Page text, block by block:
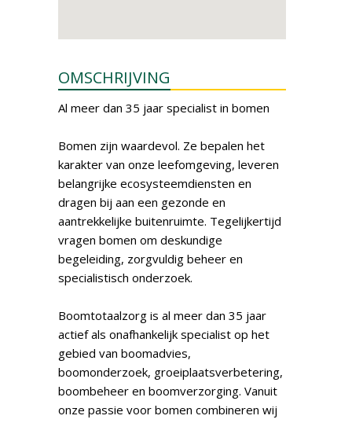
OMSCHRIJVING
Al meer dan 35 jaar specialist in bomen
Bomen zijn waardevol. Ze bepalen het
karakter van onze leefomgeving, leveren
belangrijke ecosysteemdiensten en
dragen bij aan een gezonde en
aantrekkelijke buitenruimte. Tegelijkertijd
vragen bomen om deskundige
begeleiding, zorgvuldig beheer en
specialistisch onderzoek.
Boomtotaalzorg is al meer dan 35 jaar
actief als onafhankelijk specialist op het
gebied van boomadvies,
boomonderzoek, groeiplaatsverbetering,
boombeheer en boomverzorging. Vanuit
onze passie voor bomen combineren wij